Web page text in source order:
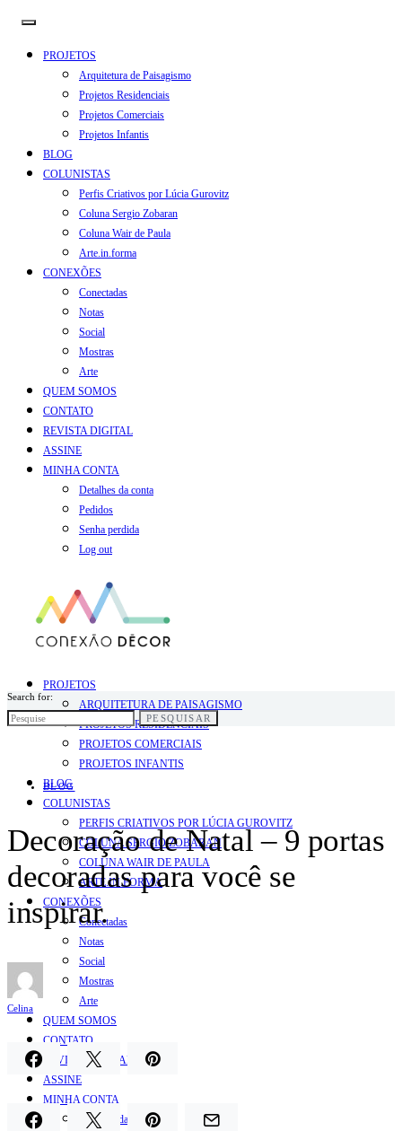
PROJETOS
Arquitetura de Paisagismo
Projetos Residenciais
Projetos Comerciais
Projetos Infantis
BLOG
COLUNISTAS
Perfis Criativos por Lúcia Gurovitz
Coluna Sergio Zobaran
Coluna Wair de Paula
Arte.in.forma
CONEXÕES
Conectadas
Notas
Social
Mostras
Arte
QUEM SOMOS
CONTATO
REVISTA DIGITAL
ASSINE
MINHA CONTA
Detalhes da conta
Pedidos
Senha perdida
Log out
PROJETOS
ARQUITETURA DE PAISAGISMO
PROJETOS RESIDENCIAIS
PROJETOS COMERCIAIS
PROJETOS INFANTIS
BLOG
COLUNISTAS
PERFIS CRIATIVOS POR LÚCIA GUROVITZ
COLUNA SERGIO ZOBARAN
COLUNA WAIR DE PAULA
ARTE.IN.FORMA
CONEXÕES
Conectadas
Notas
Social
Mostras
Arte
QUEM SOMOS
CONTATO
REVISTA DIGITAL
ASSINE
MINHA CONTA
Detalhes da conta
Search for:
PESQUISAR
BLOG
Decoração de Natal – 9 portas
decoradas para você se
inspirar.
Celina